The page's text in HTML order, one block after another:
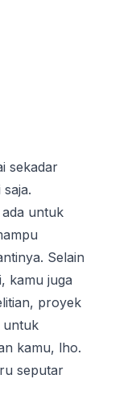
sekadar
untuk
Selain
kamu juga
proyek
untuk
kamu, lho.
seputar